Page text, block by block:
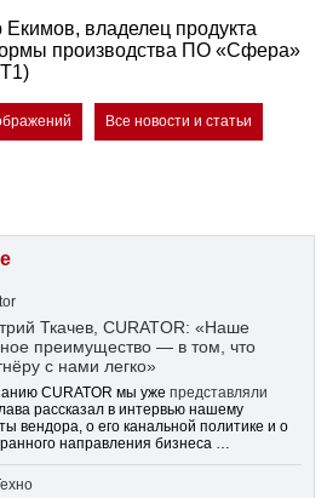
Екимов, владелец продукта
производства ПО «Сфера»
Все новости и статьи
Ткачев, CURATOR: «Наше
преимущество — в том, что
с нами легко»
CURATOR мы уже представляли
рассказал в интервью нашему
вендора, о его канальной политике и о
направления бизнеса …